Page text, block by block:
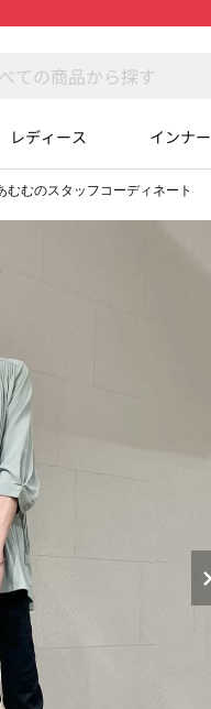
レディース インナー
むむのスタッフコーディネート